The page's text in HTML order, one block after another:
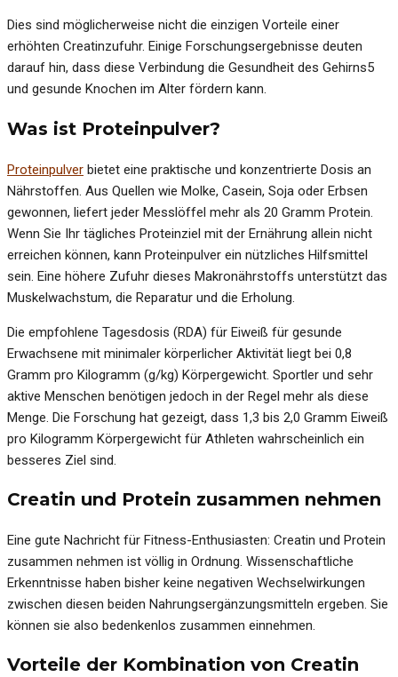
Dies sind möglicherweise nicht die einzigen Vorteile einer
erhöhten Creatinzufuhr. Einige Forschungsergebnisse deuten
darauf hin, dass diese Verbindung die Gesundheit des Gehirns5
und gesunde Knochen im Alter fördern kann.
Was ist Proteinpulver?
Proteinpulver bietet eine praktische und konzentrierte Dosis an
Nährstoffen. Aus Quellen wie Molke, Casein, Soja oder Erbsen
gewonnen, liefert jeder Messlöffel mehr als 20 Gramm Protein.
Wenn Sie Ihr tägliches Proteinziel mit der Ernährung allein nicht
erreichen können, kann Proteinpulver ein nützliches Hilfsmittel
sein. Eine höhere Zufuhr dieses Makronährstoffs unterstützt das
Muskelwachstum, die Reparatur und die Erholung.
Die empfohlene Tagesdosis (RDA) für Eiweiß für gesunde
Erwachsene mit minimaler körperlicher Aktivität liegt bei 0,8
Gramm pro Kilogramm (g/kg) Körpergewicht. Sportler und sehr
aktive Menschen benötigen jedoch in der Regel mehr als diese
Menge. Die Forschung hat gezeigt, dass 1,3 bis 2,0 Gramm Eiweiß
pro Kilogramm Körpergewicht für Athleten wahrscheinlich ein
besseres Ziel sind.
Creatin und Protein zusammen nehmen
Eine gute Nachricht für Fitness-Enthusiasten: Creatin und Protein
zusammen nehmen ist völlig in Ordnung. Wissenschaftliche
Erkenntnisse haben bisher keine negativen Wechselwirkungen
zwischen diesen beiden Nahrungsergänzungsmitteln ergeben. Sie
können sie also bedenkenlos zusammen einnehmen.
Vorteile der Kombination von Creatin